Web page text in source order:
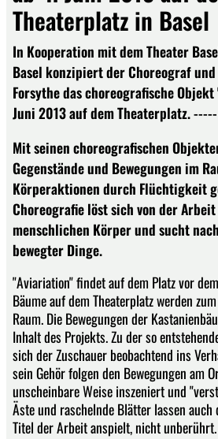
Theaterplatz in Basel
In Kooperation mit dem Theater
Basel konzipiert der Choreograf
Forsythe das choreografische
Juni 2013 auf dem Theaterplatz. -----
Mit seinen choreografischen
Gegenstände und Bewegungen im
Körperaktionen durch Flüchtigkeit
Choreografie löst sich von der
menschlichen Körper und sucht
bewegter Dinge.
"Aviariation" findet auf dem Platz vor
Bäume auf dem Theaterplatz werden
Raum. Die Bewegungen der
Inhalt des Projekts. Zu der so
sich der Zuschauer beobachtend ins
sein Gehör folgen den Bewegungen am
unscheinbare Weise inszeniert und
Äste und raschelnde Blätter lassen
Titel der Arbeit anspielt, nicht unberührt.